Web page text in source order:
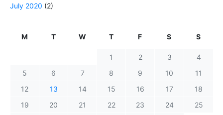
July 2020 (2)
M T W T F S S
1 2 3
4
5
6 7 8 9 10
11
12
13 14 15 16 17
18
19
20 21 22 23 24 25